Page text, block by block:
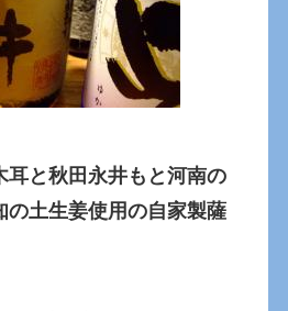
耳と秋田永井もと河南の
の土生姜使用の自家製薩